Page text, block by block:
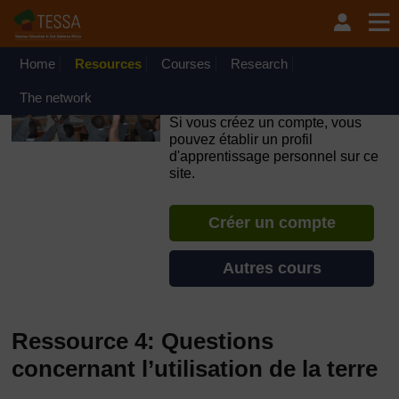
Passer au contenu principal
OpenLearn Create will be unavailable on Wednesday 12
August 2026 from 8am to 10.30am (GMT) due to routine
Home Resources Courses Research
The network
Si vous créez un compte, vous
pouvez établir un profil
d'apprentissage personnel sur ce
site.
Créer un compte
Autres cours
Ressource 4: Questions
concernant l’utilisation de la terre